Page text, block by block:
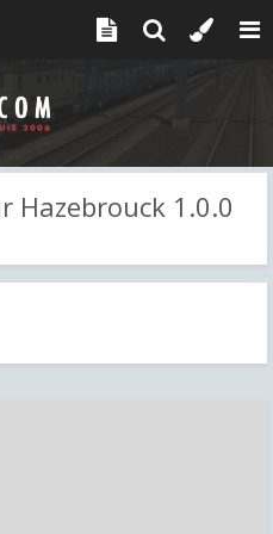
Hazebrouck 1.0.0